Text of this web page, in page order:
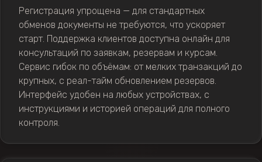
Регистрация упрощена — для стандартных
обменов документы не требуются, что ускоряет
старт. Поддержка клиентов доступна онлайн для
консультаций по заявкам, резервам и курсам.
Сервис гибок по объёмам: от мелких транзакций до
крупных, с реал-тайм обновлением резервов.
Интерфейс удобен на любых устройствах, с
инструкциями и историей операций для полного
контроля.